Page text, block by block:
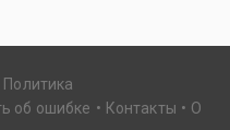
Политика
об ошибке Контакты
О